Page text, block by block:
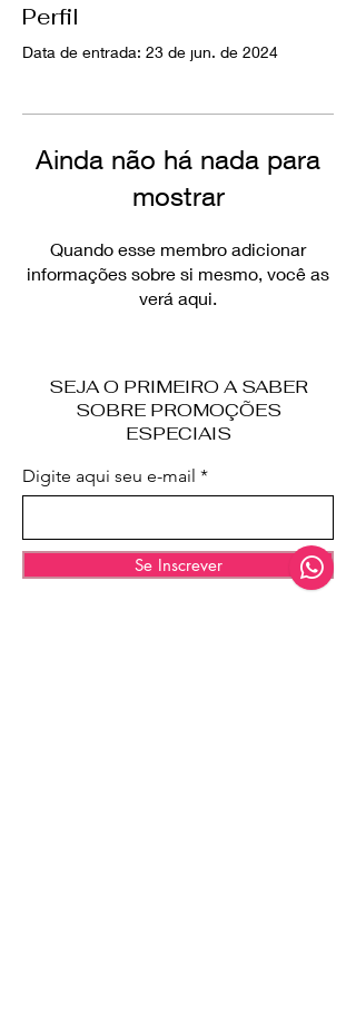
Perfil
Data de entrada: 23 de jun. de 2024
Ainda não há nada para
mostrar
Quando esse membro adicionar
informações sobre si mesmo, você as
verá aqui.
SEJA O PRIMEIRO A SABER
SOBRE PROMOÇÕES
ESPECIAIS
Digite aqui seu e-mail
Se Inscrever